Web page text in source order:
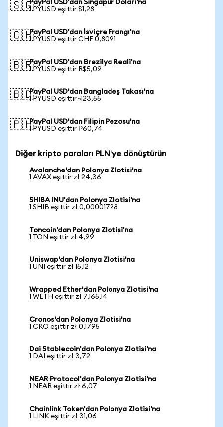
🇸🇬PayPal USD'dan Singapur Doları'na
1 PYUSD eşittir $1,28
🇨🇭PayPal USD'dan İsviçre Frangı'na
1 PYUSD eşittir CHF 0,8091
🇧🇷PayPal USD'dan Brezilya Reali'na
1 PYUSD eşittir R$5,09
🇧🇩PayPal USD'dan Bangladeş Takası'na
1 PYUSD eşittir ৳123,55
🇵🇭PayPal USD'dan Filipin Pezosu'na
1 PYUSD eşittir ₱60,74
Diğer kripto paraları PLN'ye dönüştürün
Avalanche'dan Polonya Zlotisi'na
1 AVAX eşittir zł 24,36
SHIBA INU'dan Polonya Zlotisi'na
1 SHIB eşittir zł 0,00001728
Toncoin'dan Polonya Zlotisi'na
1 TON eşittir zł 4,99
Uniswap'dan Polonya Zlotisi'na
1 UNI eşittir zł 15,12
Wrapped Ether'dan Polonya Zlotisi'na
1 WETH eşittir zł 7.165,14
Cronos'dan Polonya Zlotisi'na
1 CRO eşittir zł 0,1795
Dai Stablecoin'dan Polonya Zlotisi'na
1 DAI eşittir zł 3,72
NEAR Protocol'dan Polonya Zlotisi'na
1 NEAR eşittir zł 6,07
Chainlink Token'dan Polonya Zlotisi'na
1 LINK eşittir zł 31,06